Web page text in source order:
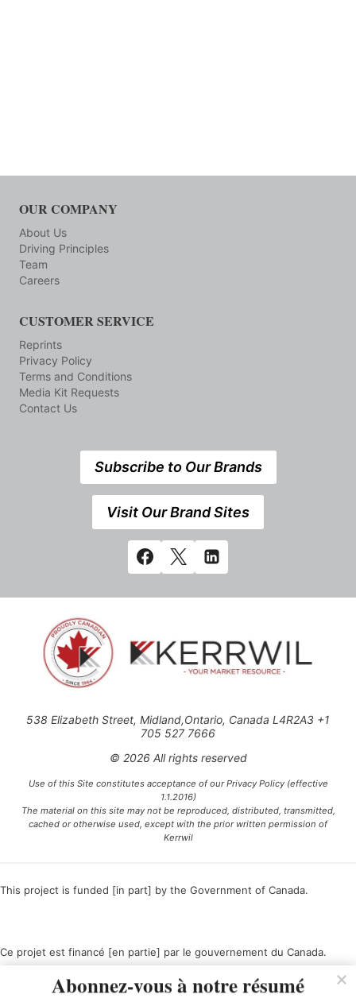
OUR COMPANY
About Us
Driving Principles
Team
Careers
CUSTOMER SERVICE
Reprints
Privacy Policy
Terms and Conditions
Media Kit Requests
Contact Us
Subscribe to Our Brands
Visit Our Brand Sites
538 Elizabeth Street, Midland,Ontario, Canada L4R2A3 +1
705 527 7666
© 2026 All rights reserved
Use of this Site constitutes acceptance of our Privacy Policy (effective
1.1.2016)
The material on this site may not be reproduced, distributed, transmitted,
cached or otherwise used, except with the prior written permission of
Kerrwil
This project is funded [in part] by the Government of Canada.
Ce projet est financé [en partie] par le gouvernement du Canada.
Abonnez-vous à notre résumé